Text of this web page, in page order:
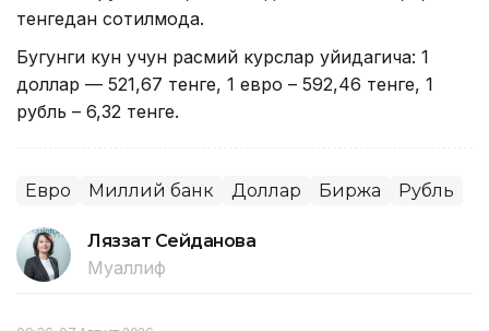
тенгедан сотилмоқда.
Бугунги кун учун расмий курслар қуйидагича: 1
доллар — 521,67 тенге, 1 евро – 592,46 тенге, 1
рубль – 6,32 тенге.
Евро Миллий банк Доллар Биржа Рубль
Ляззат Сейданова
Муаллиф